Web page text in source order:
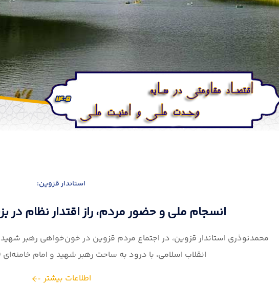
استاندار قزوین:
انسجام ملی و حضور مردم، راز اقتدار نظام در
محمدنوذری استاندار قزوین، در اجتماع مردم قزوین در خون‌خواهی رهبر
انقلاب اسلامی، با درود به ساحت رهبر شهید و امام
اطلاعات بیشتر